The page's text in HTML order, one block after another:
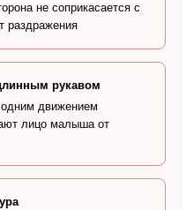
не соприкасается с
раздражения
рукавом
движением
лицо малыша от